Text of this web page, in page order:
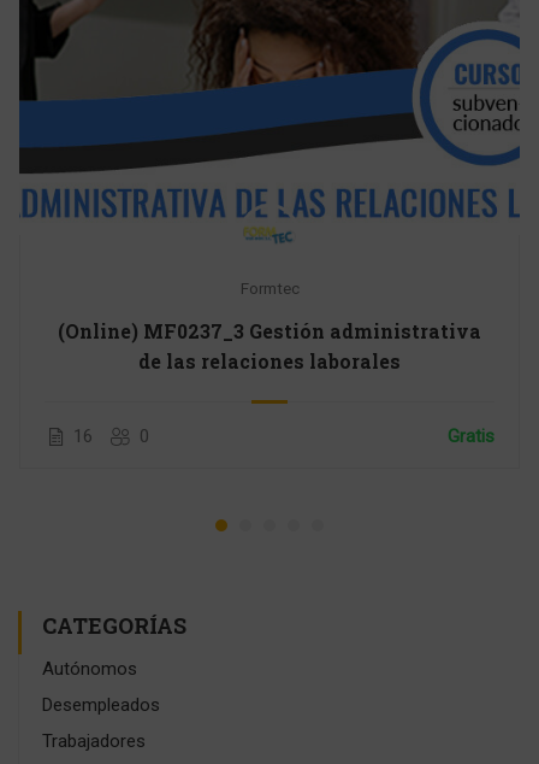
Formtec
(Online) MF0237_3 Gestión administrativa
de las relaciones laborales
16 0 Gratis
CATEGORÍAS
Autónomos
Desempleados
Trabajadores